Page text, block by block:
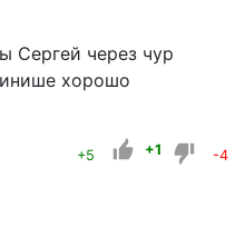
Сергей через чур
хорошо
+5 +1 -4